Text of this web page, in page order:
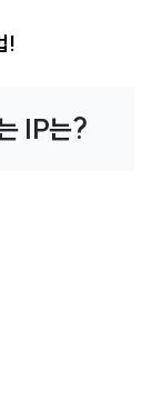
!
IP는?